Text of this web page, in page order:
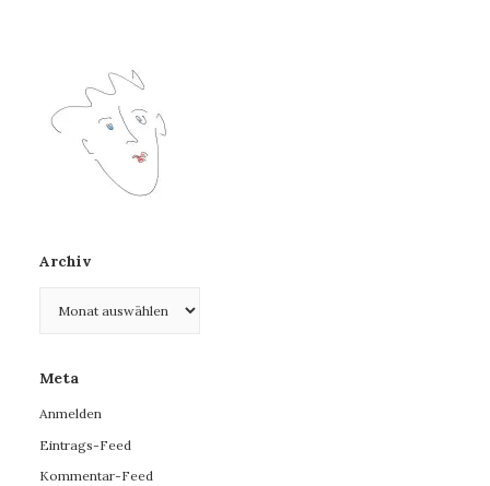
Archiv
Meta
Anmelden
Eintrags-Feed
Kommentar-Feed